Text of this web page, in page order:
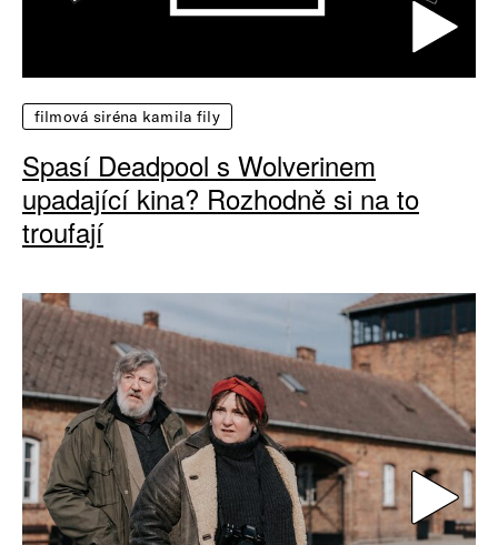
filmová siréna kamila fily
Spasí Deadpool s Wolverinem
upadající kina? Rozhodně si na to
troufají